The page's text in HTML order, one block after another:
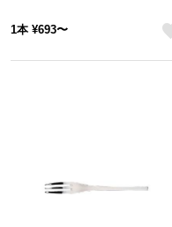
1本 ¥693〜